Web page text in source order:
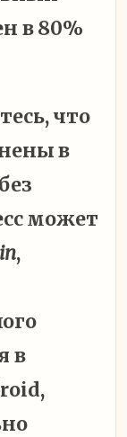
в 80%
что
в
может
,
в